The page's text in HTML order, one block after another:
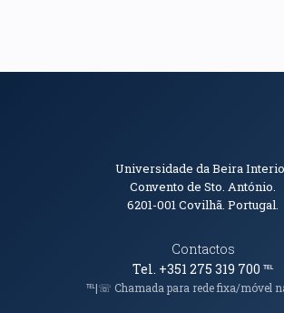
Informações de
Universidade da Beira
Convento de Sto. António.
6201-001Covilhã. Portugal.
Contactos
Tel. +351 275 319 700℡
℡|☏ Chamada para rede fixa/móvel